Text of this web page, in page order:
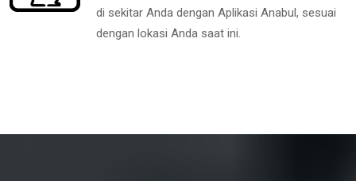
di sekitar Anda dengan Aplikasi Anabul, sesuai
dengan lokasi Anda saat ini.